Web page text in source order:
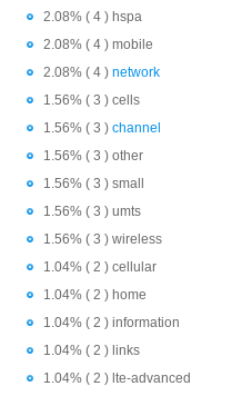
2.08% ( 4 ) hspa
2.08% ( 4 ) mobile
2.08% ( 4 )network
1.56% ( 3 ) cells
1.56% ( 3 )channel
1.56% ( 3 ) other
1.56% ( 3 ) small
1.56% ( 3 ) umts
1.56% ( 3 ) wireless
1.04% ( 2 ) cellular
1.04% ( 2 ) home
1.04% ( 2 ) information
1.04% ( 2 ) links
1.04% ( 2 ) lte-advanced